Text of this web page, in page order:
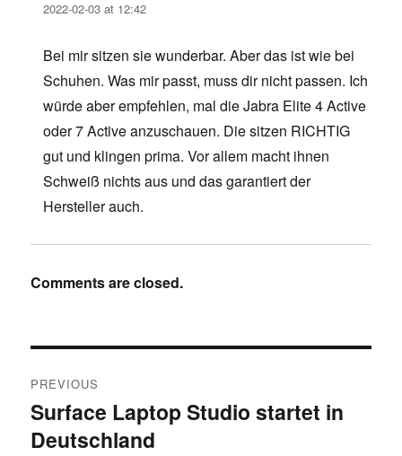
2022-02-03 at 12:42
Bei mir sitzen sie wunderbar. Aber das ist wie bei
Schuhen. Was mir passt, muss dir nicht passen. Ich
würde aber empfehlen, mal die Jabra Elite 4 Active
oder 7 Active anzuschauen. Die sitzen RICHTIG
gut und klingen prima. Vor allem macht ihnen
Schweiß nichts aus und das garantiert der
Hersteller auch.
Comments are closed.
navigation
PREVIOUS
Previous
post:
Surface Laptop Studio startet in
Deutschland